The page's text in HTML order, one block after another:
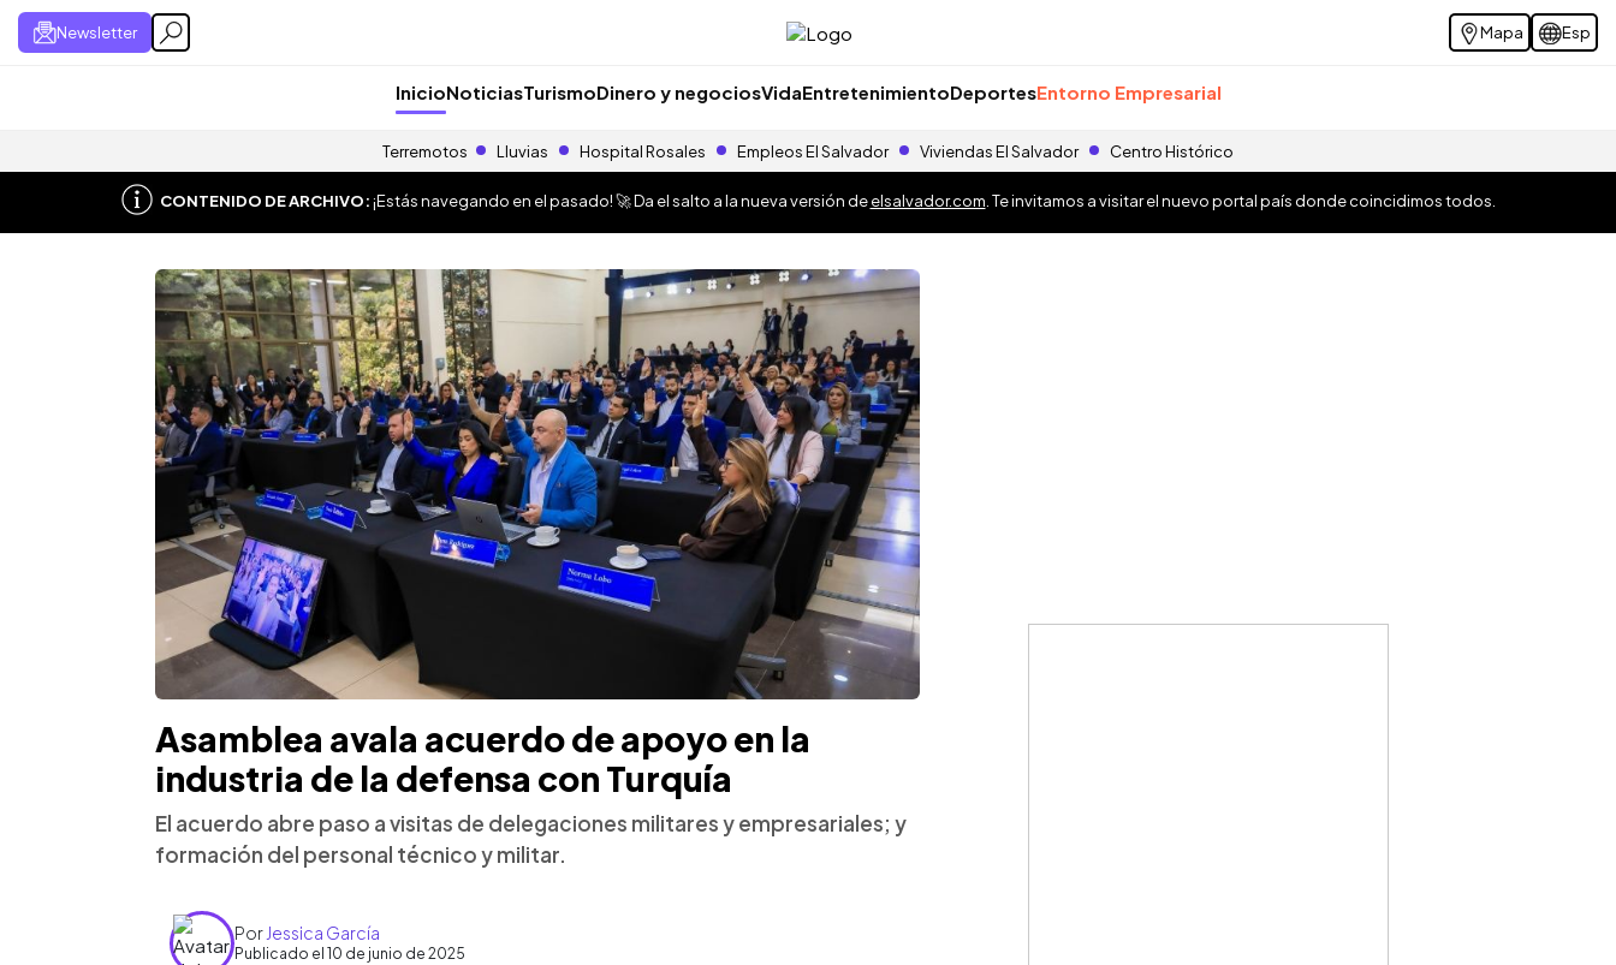
Newsletter Mapa Esp
InicioNoticiasTurismoDinero y negociosVidaEntretenimientoDeportesEntorno Empresarial
Terremotos Lluvias Hospital Rosales Empleos El Salvador Viviendas El Salvador Centro Histórico
CONTENIDO DE ARCHIVO:¡Estás navegando en el pasado! 🚀 Da el salto a la nueva versión deelsalvador.com . Te invitamos a visitar el nuevo portal país donde coincidimos todos.
Asamblea avala acuerdo de apoyo en la
industria de la defensa con Turquía
El acuerdo abre paso a visitas de delegaciones militares y empresariales; y
formación del personal técnico y militar.
Por Jessica García
Publicado el 10 de junio de 2025